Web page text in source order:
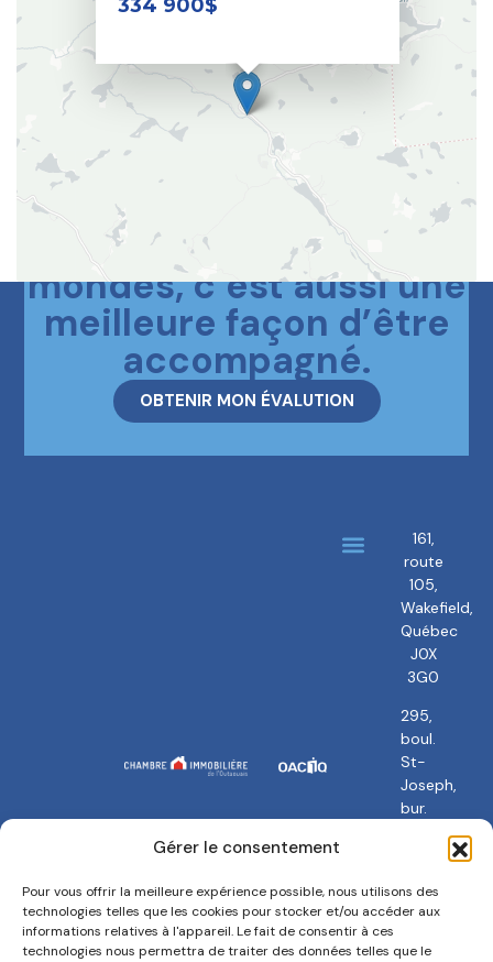
Gérer le consentement
Pour vous offrir la meilleure expérience possible, nous utilisons des
technologies telles que les cookies pour stocker et/ou accéder aux
informations relatives à l'appareil. Le fait de consentir à ces
technologies nous permettra de traiter des données telles que le
334 900$
Le meilleur des deux
mondes, c’est aussi une
meilleure façon d’être
accompagné.
OBTENIR MON ÉVALUTION
161,
route
105,
Wakefield,
Québec
J0X
3G0
295,
boul.
St-
Joseph,
bur.
Gatineau,
J8Y